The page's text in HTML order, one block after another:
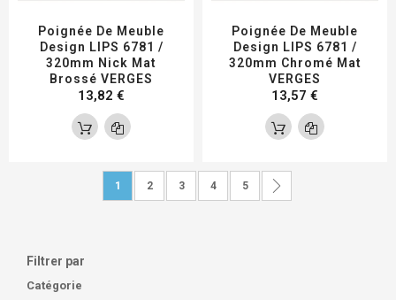
Poignée De Meuble
Design LIPS 6781 /
320mm Nick Mat
Brossé VERGES
13,82 €
Poignée De Meuble
Design LIPS 6781 /
320mm Chromé Mat
VERGES
13,57 €
Vous lisez actuellement la page
1 Page
2 Page
3 Page
4 Page
5
Filtrer par
Catégorie